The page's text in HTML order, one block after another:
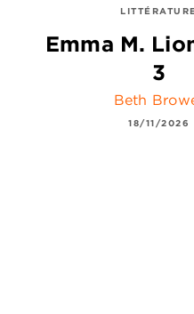
Emma M.
3
Beth
18/11/2026